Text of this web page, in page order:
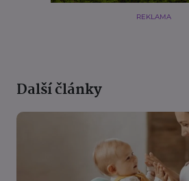
REKLAMA
Další články